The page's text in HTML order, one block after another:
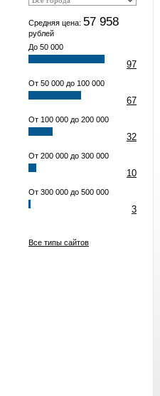
Средняя цена: 57 958
рублей
До 50 000
97
От 50 000 до 100 000
67
От 100 000 до 200 000
32
От 200 000 до 300 000
10
От 300 000 до 500 000
3
Все типы сайтов